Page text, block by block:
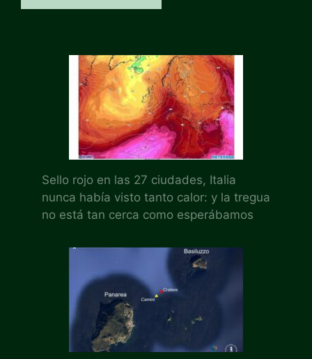
Sello rojo en las 27 ciudades, Italia
nunca había visto tanto calor: y la tregua
no está tan cerca como esperábamos